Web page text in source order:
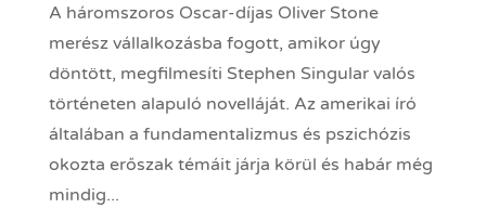
A háromszoros Oscar-díjas Oliver Stone
merész vállalkozásba fogott, amikor úgy
döntött, megfilmesíti Stephen Singular valós
történeten alapuló novelláját. Az amerikai író
általában a fundamentalizmus és pszichózis
okozta erőszak témáit járja körül és habár még
mindig...